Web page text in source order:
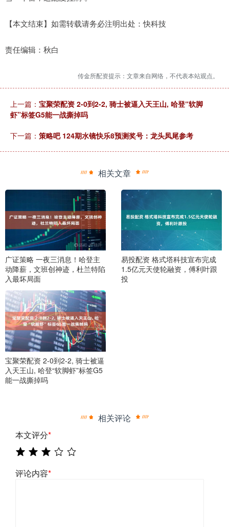
【本文结束】如需转载请务必注明出处：快科技
责任编辑：秋白
传金所配资提示：文章来自网络，不代表本站观点。
上一篇： 宝聚荣配资 2-0到2-2, 骑士被逼入天王山, 哈登“软脚
虾”标签G5能一战撕掉吗
下一篇： 策略吧 124期水镜快乐8预测奖号：龙头凤尾参考
相关文章
广证策略 一夜三消息！哈登主
动降薪，文班创神迹，杜兰特陷
入最坏局面
易投配资 格式塔科技宣布完成
1.5亿元天使轮融资，傅利叶跟
投
宝聚荣配资 2-0到2-2, 骑士被逼
入天王山, 哈登“软脚虾”标签G5
能一战撕掉吗
相关评论
本文评分*
评论内容*